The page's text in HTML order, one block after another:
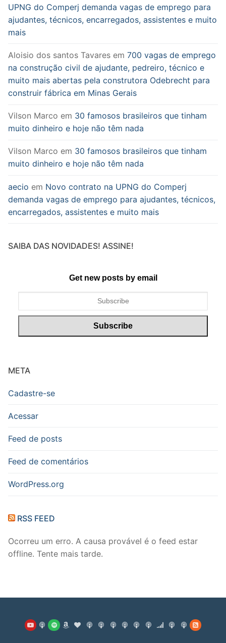
UPNG do Comperj demanda vagas de emprego para
ajudantes, técnicos, encarregados, assistentes e muito
mais
Aloisio dos santos Tavares em 700 vagas de emprego
na construção civil de ajudante, pedreiro, técnico e
muito mais abertas pela construtora Odebrecht para
construir fábrica em Minas Gerais
Vilson Marco em 30 famosos brasileiros que tinham
muito dinheiro e hoje não têm nada
Vilson Marco em 30 famosos brasileiros que tinham
muito dinheiro e hoje não têm nada
aecio em Novo contrato na UPNG do Comperj
demanda vagas de emprego para ajudantes, técnicos,
encarregados, assistentes e muito mais
SAIBA DAS NOVIDADES! ASSINE!
Get new posts by email
META
Cadastre-se
Acessar
Feed de posts
Feed de comentários
WordPress.org
RSS FEED
Ocorreu um erro. A causa provável é o feed estar
offline. Tente mais tarde.